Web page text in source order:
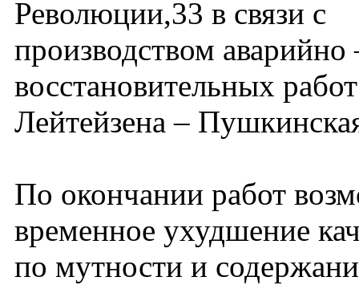
Революции,33 в связи с
производством аварийно
восстановительных
Лейтейзена –
По окончании работ
временное ухудшение
по мутности и